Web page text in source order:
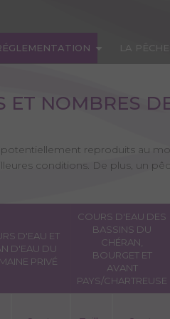
LA
ET NOMBRES
reproduits au
conditions. De plus, un
D'EAU ET
D'EAU DU
PRIVÉ
COURS D'EAU DES
BASSINS DU
CHÉRAN,
BOURGET ET
AVANT
PAYS/CHARTREUSE